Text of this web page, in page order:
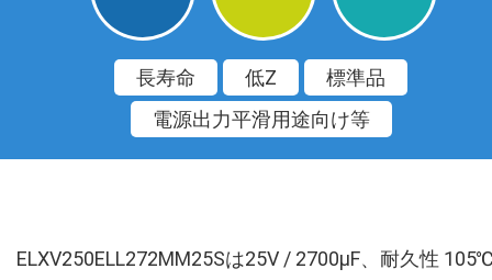
長寿命 低Z
標準品
電源出力平滑用途向け等
ELXV250ELL272MM25Sは25V / 2700µF、耐久性